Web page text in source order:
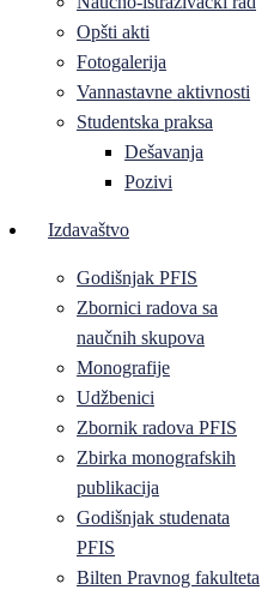
Opšti akti
Fotogalerija
Vannastavne aktivnosti
Studentska praksa
Dešavanja
Pozivi
Izdavaštvo
Godišnjak PFIS
Zbornici radova sa
naučnih skupova
Monografije
Udžbenici
Zbornik radova PFIS
Zbirka monografskih
publikacija
Godišnjak studenata
PFIS
Bilten Pravnog fakulteta